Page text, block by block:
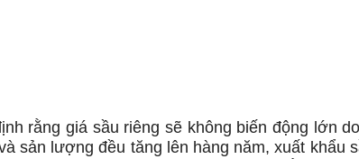
rằng giá sầu riêng sẽ không biến động lớn
sản lượng đều tăng lên hàng năm, xuất khẩu